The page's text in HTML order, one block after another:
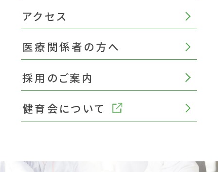
アクセス
医療関係者の方へ
採用のご案内
健育会について